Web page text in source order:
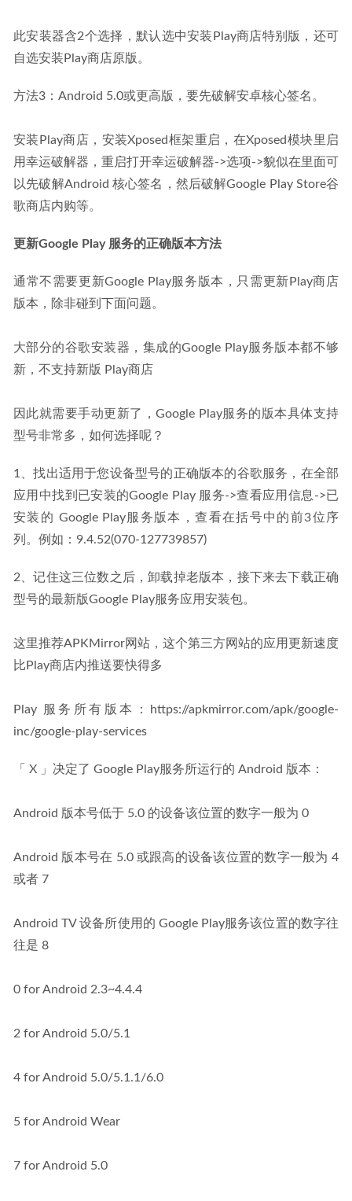
此安装器含2个选择，默认选中安装Play商店特别版，还可
自选安装Play商店原版。
方法3：Android 5.0或更高版，要先破解安卓核心签名。
安装Play商店，安装Xposed框架重启，在Xposed模块里启
用幸运破解器，重启打开幸运破解器->选项->貌似在里面可
以先破解Android 核心签名，然后破解Google Play Store谷
歌商店内购等。
更新Google Play 服务的正确版本方法
通常不需要更新Google Play服务版本，只需更新Play商店
版本，除非碰到下面问题。
大部分的谷歌安装器，集成的Google Play服务版本都不够
新，不支持新版 Play商店
因此就需要手动更新了，Google Play服务的版本具体支持
型号非常多，如何选择呢？
1、找出适用于您设备型号的正确版本的谷歌服务，在全部
应用中找到已安装的Google Play 服务->查看应用信息->已
安装的 Google Play服务版本，查看在括号中的前3位序
列。例如：9.4.52(070-127739857)
2、记住这三位数之后，卸载掉老版本，接下来去下载正确
型号的最新版Google Play服务应用安装包。
这里推荐APKMirror网站，这个第三方网站的应用更新速度
比Play商店内推送要快得多
Play 服务所有版本：https://apkmirror.com/apk/google-
inc/google-play-services
「 X 」决定了 Google Play服务所运行的 Android 版本：
Android 版本号低于 5.0 的设备该位置的数字一般为 0
Android 版本号在 5.0 或跟高的设备该位置的数字一般为 4
或者 7
Android TV 设备所使用的 Google Play服务该位置的数字往
往是 8
0 for Android 2.3~4.4.4
2 for Android 5.0/5.1
4 for Android 5.0/5.1.1/6.0
5 for Android Wear
7 for Android 5.0